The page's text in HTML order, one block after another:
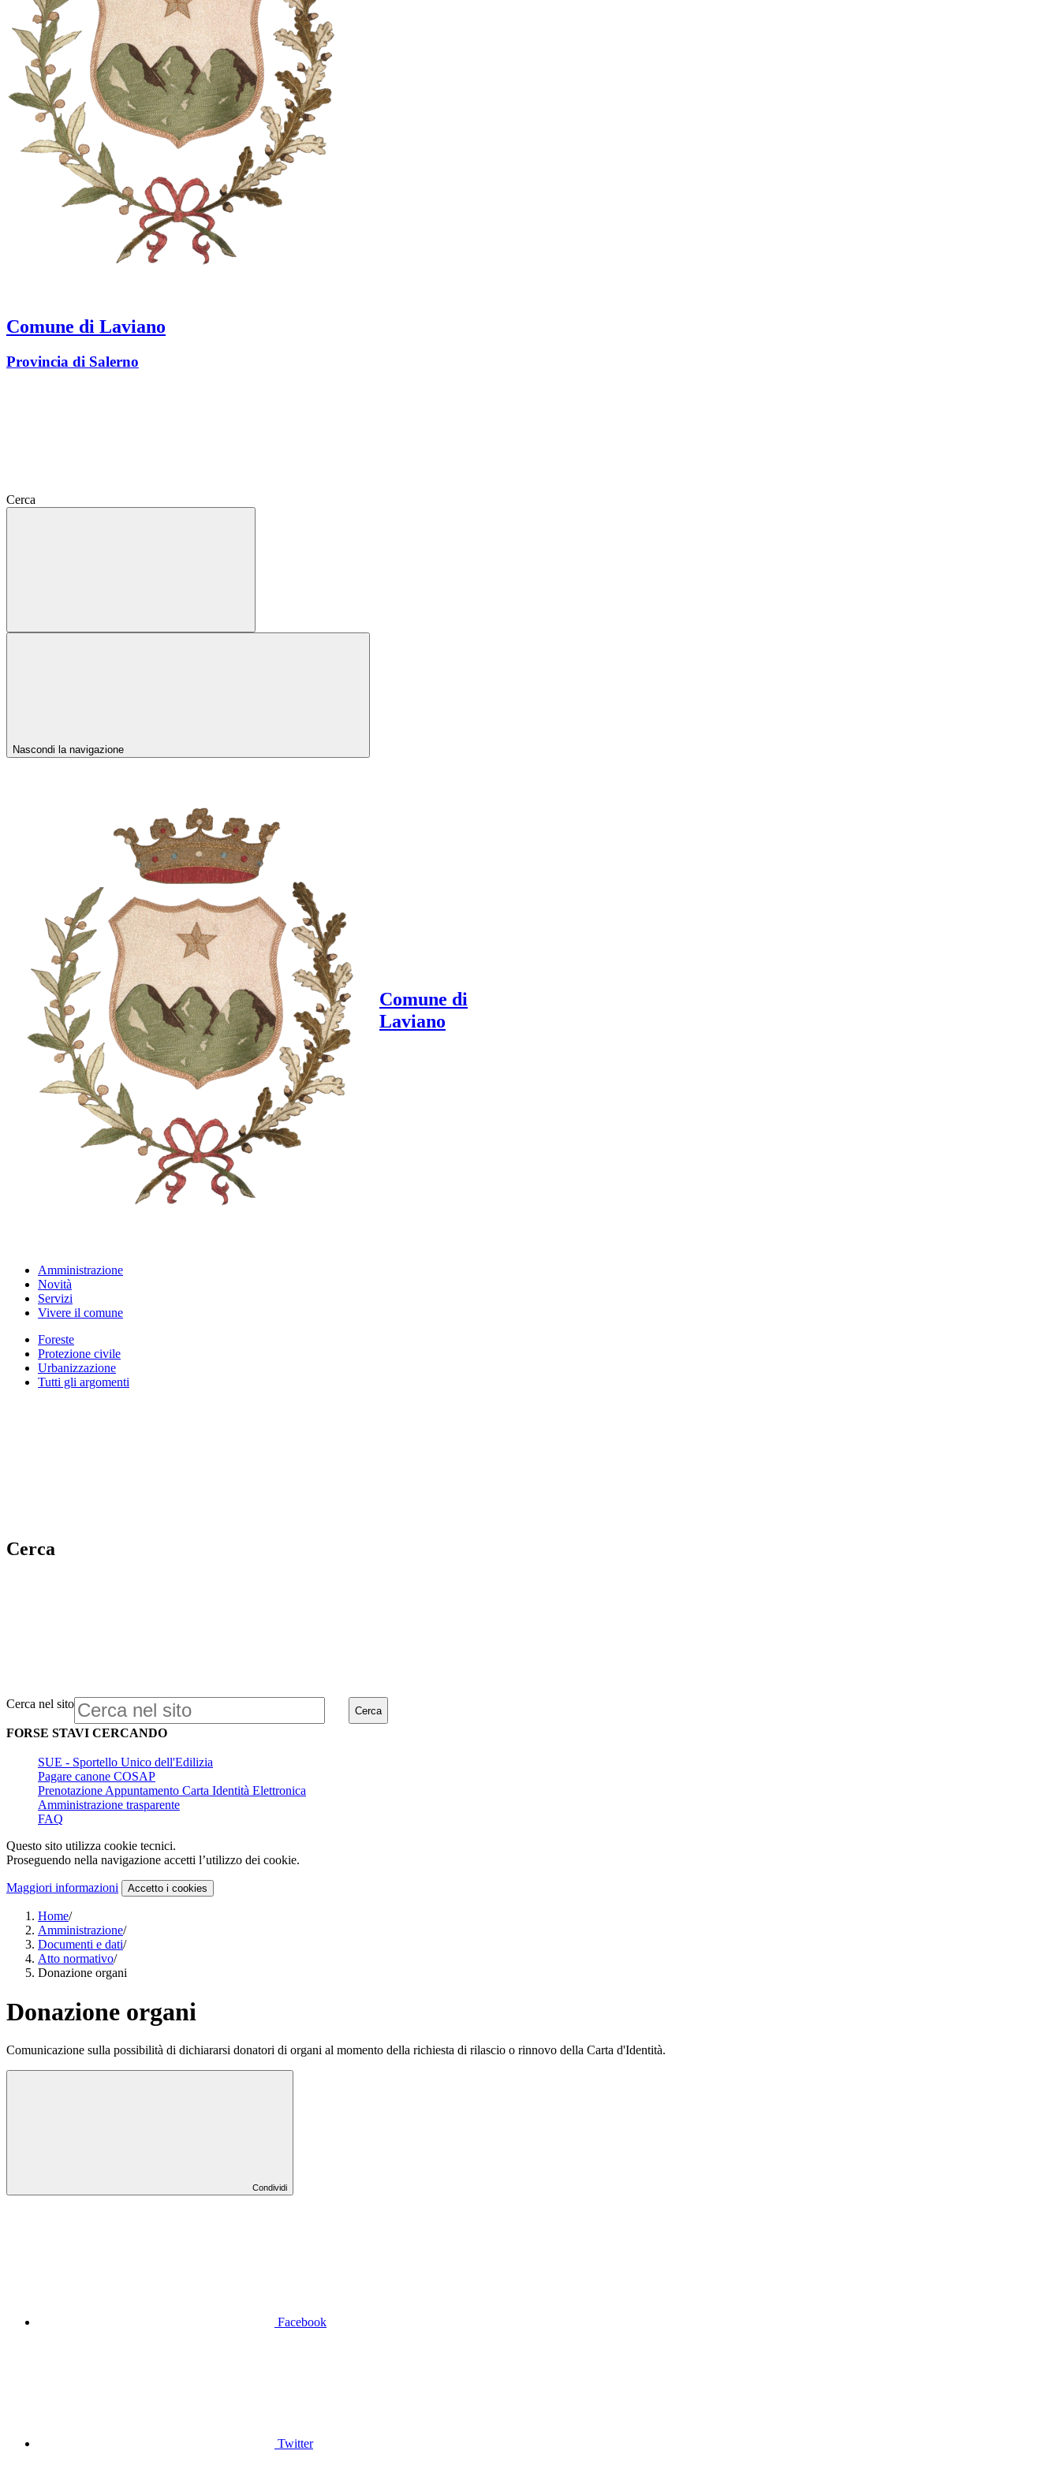
Comune di Laviano
Provincia di Salerno
Cerca
Nascondi la navigazione
Comune di
Laviano
Amministrazione
Novità
Servizi
Vivere il comune
Foreste
Protezione civile
Urbanizzazione
Tutti gli argomenti
Cerca
Cerca nel sito Cerca
FORSE STAVI CERCANDO
SUE - Sportello Unico dell'Edilizia
Pagare canone COSAP
Prenotazione Appuntamento Carta Identità Elettronica
Amministrazione trasparente
FAQ
Questo sito utilizza cookie tecnici.
Proseguendo nella navigazione accetti l’utilizzo dei cookie.
Maggiori informazioni Accetto i cookies
Home/
Amministrazione/
Documenti e dati/
Atto normativo/
Donazione organi
Donazione organi
Comunicazione sulla possibilità di dichiararsi donatori di organi al momento della richiesta di rilascio o rinnovo della Carta d'Identità.
Condividi
Facebook
Twitter